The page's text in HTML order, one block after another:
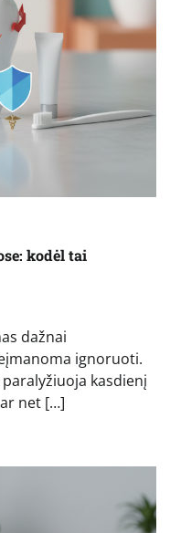
kodėl tai
dažnai
ignoruoti.
kasdienį
net […]